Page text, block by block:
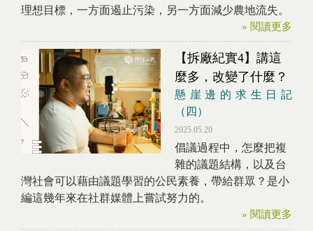
理想目標，一方面遏止污染，另一方面減少農地流失。
» 閱讀更多
【拆廠紀實4】講這
麼多，改變了什麼？
懸崖邊的求生日記
（四）
2025.05.20
倡議過程中，怎麼把複
雜的議題結構，以及台
灣社會可以藉由議題學習的公民素養，帶給群眾？是小
編這幾年來在社群媒體上嘗試努力的。
» 閱讀更多